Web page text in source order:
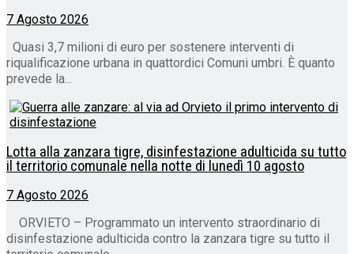
7 Agosto 2026
Quasi 3,7 milioni di euro per sostenere interventi di
riqualificazione urbana in quattordici Comuni umbri. È quanto
prevede la...
Lotta alla zanzara tigre, disinfestazione adulticida su tutto
il territorio comunale nella notte di lunedì 10 agosto
7 Agosto 2026
ORVIETO – Programmato un intervento straordinario di
disinfestazione adulticida contro la zanzara tigre su tutto il